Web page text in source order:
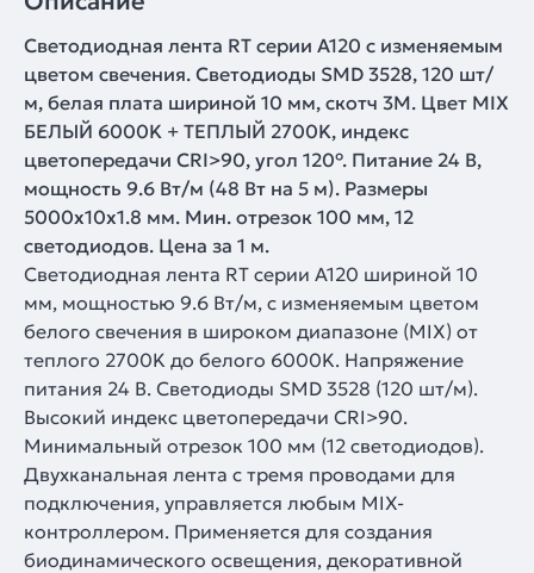
Светодиодная лента RT серии A120 с изменяемым
цветом свечения. Светодиоды SMD 3528, 120 шт/
м, белая плата шириной 10 мм, скотч 3M. Цвет MIX
БЕЛЫЙ 6000K + ТЕПЛЫЙ 2700K, индекс
цветопередачи CRI>90, угол 120°. Питание 24 В,
мощность 9.6 Вт/м (48 Вт на 5 м). Размеры
5000x10x1.8 мм. Мин. отрезок 100 мм, 12
светодиодов. Цена за 1 м.
Светодиодная лента RT серии A120 шириной 10
мм, мощностью 9.6 Вт/м, с изменяемым цветом
белого свечения в широком диапазоне (MIX) от
теплого 2700K до белого 6000K. Напряжение
питания 24 В. Светодиоды SMD 3528 (120 шт/м).
Высокий индекс цветопередачи CRI>90.
Минимальный отрезок 100 мм (12 светодиодов).
Двухканальная лента с тремя проводами для
подключения, управляется любым MIX-
контроллером. Применяется для создания
биодинамического освещения, декоративной